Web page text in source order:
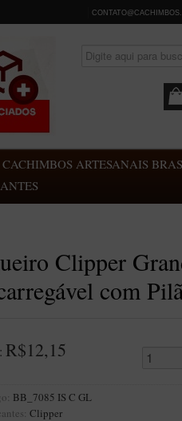
CACHIMBOS ARTESANAIS
Clipper
com
R$12,15
BB_7085 IS C GL
Clipper